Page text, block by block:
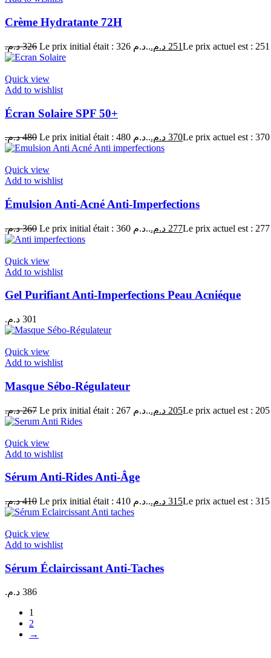
Crème Hydratante 72H
326 د.م. Le prix initial était : 326 د.م.. 251 د.م.
Quick view
Add to wishlist
Écran Solaire SPF 50+
480 د.م. Le prix initial était : 480 د.م.. 370 د.م.
Quick view
Add to wishlist
Émulsion Anti-Acné Anti-Imperfections
360 د.م. Le prix initial était : 360 د.م.. 277 د.م.
Quick view
Add to wishlist
Gel Purifiant Anti-Imperfections Peau Acniéque
301 د.م.
Quick view
Add to wishlist
Masque Sébo-Régulateur
267 د.م. Le prix initial était : 267 د.م.. 205 د.م.
Quick view
Add to wishlist
Sérum Anti-Rides Anti-Âge
410 د.م. Le prix initial était : 410 د.م.. 315 د.م.
Quick view
Add to wishlist
Sérum Éclaircissant Anti-Taches
386 د.م.
1
2
→